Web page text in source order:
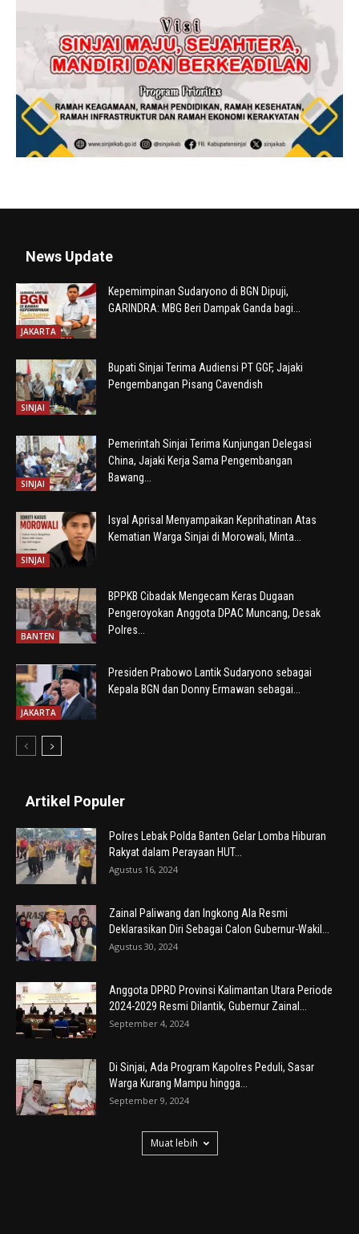
News Update
JAKARTA
Kepemimpinan Sudaryono di BGN Dipuji,
GARINDRA: MBG Beri Dampak Ganda bagi...
SINJAI
Bupati Sinjai Terima Audiensi PT GGF, Jajaki
Pengembangan Pisang Cavendish
SINJAI
Pemerintah Sinjai Terima Kunjungan Delegasi
China, Jajaki Kerja Sama Pengembangan
Bawang...
SINJAI
Isyal Aprisal Menyampaikan Keprihatinan Atas
Kematian Warga Sinjai di Morowali, Minta...
BANTEN
BPPKB Cibadak Mengecam Keras Dugaan
Pengeroyokan Anggota DPAC Muncang, Desak
Polres...
JAKARTA
Presiden Prabowo Lantik Sudaryono sebagai
Kepala BGN dan Donny Ermawan sebagai...
Artikel Populer
Polres Lebak Polda Banten Gelar Lomba Hiburan
Rakyat dalam Perayaan HUT...
Agustus 16, 2024
Zainal Paliwang dan Ingkong Ala Resmi
Deklarasikan Diri Sebagai Calon Gubernur-Wakil...
Agustus 30, 2024
Anggota DPRD Provinsi Kalimantan Utara Periode
2024-2029 Resmi Dilantik, Gubernur Zainal...
September 4, 2024
Di Sinjai, Ada Program Kapolres Peduli, Sasar
Warga Kurang Mampu hingga...
September 9, 2024
Muat lebih